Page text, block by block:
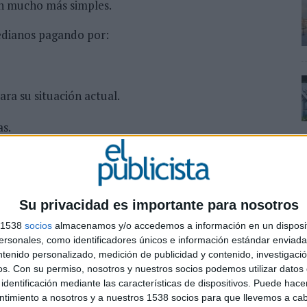
Su privacidad es importante para nosotros
socios almacenamos y/o accedemos a información en un
como identificadores únicos e información estándar
personalizado, medición de publicidad y contenido,
Con su permiso, nosotros y nuestros socios podemos utilizar datos
mediante las características de dispositivos. Puede
a nosotros y a nuestros 1538 socios para que llevemos a
mucho más simples.
pagando por:
su situación actual.
a características que permanecen sin usar
sus herramientas y buscando alternativas que
costes.
trabajar
que su versión gratuita no parece una simple